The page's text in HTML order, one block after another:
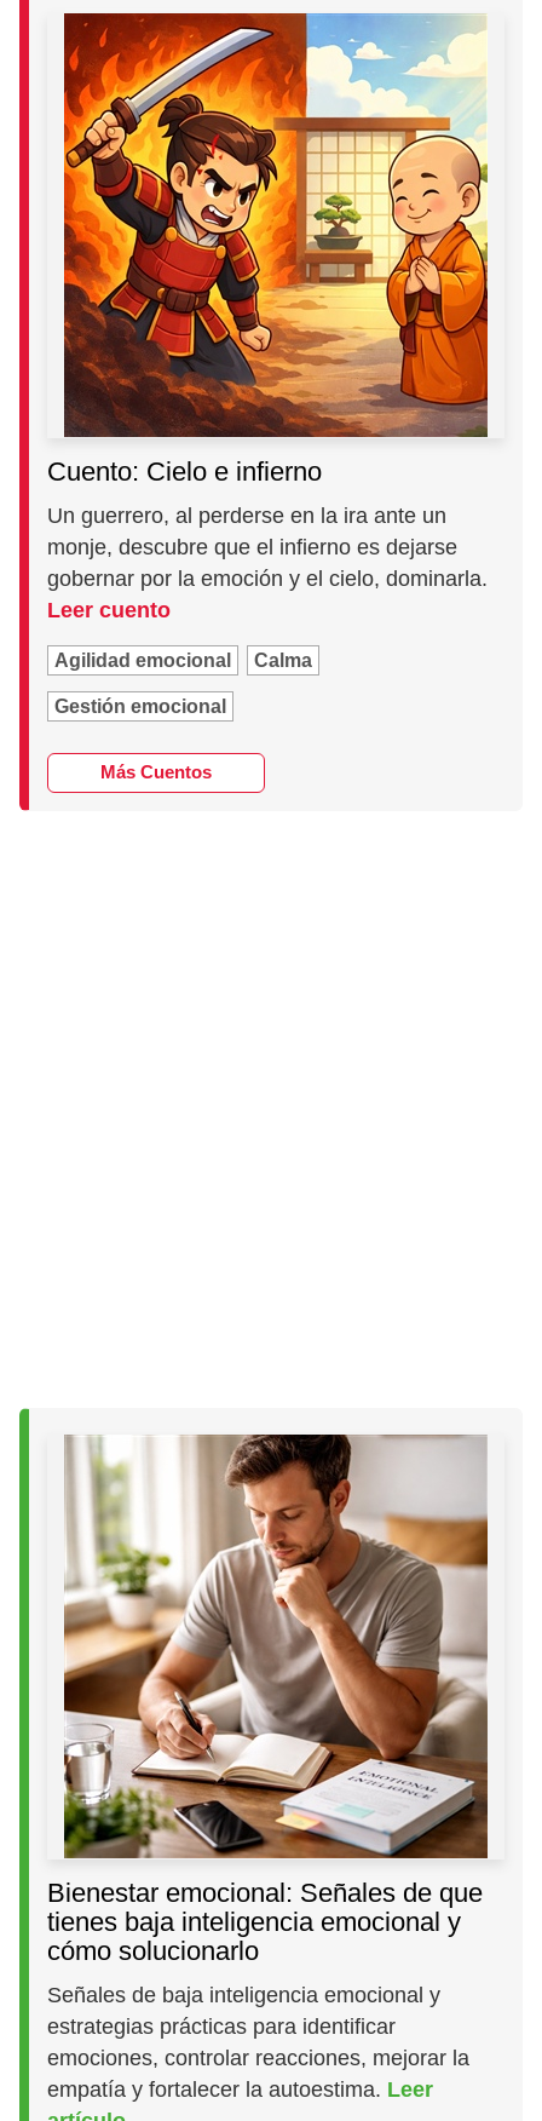
Cuento: Cielo e infierno
Un guerrero, al perderse en la ira ante un
monje, descubre que el infierno es dejarse
gobernar por la emoción y el cielo, dominarla.
Leer cuento
Agilidad emocional Calma
Gestión emocional
Más Cuentos
Bienestar emocional: Señales de que
tienes baja inteligencia emocional y
cómo solucionarlo
Señales de baja inteligencia emocional y
estrategias prácticas para identificar
emociones, controlar reacciones, mejorar la
empatía y fortalecer la autoestima. Leer